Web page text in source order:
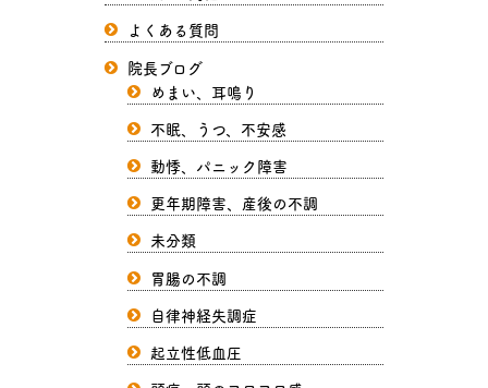
よくある質問
院長ブログ
めまい、耳鳴り
不眠、うつ、不安感
動悸、パニック障害
更年期障害、産後の不調
未分類
胃腸の不調
自律神経失調症
起立性低血圧